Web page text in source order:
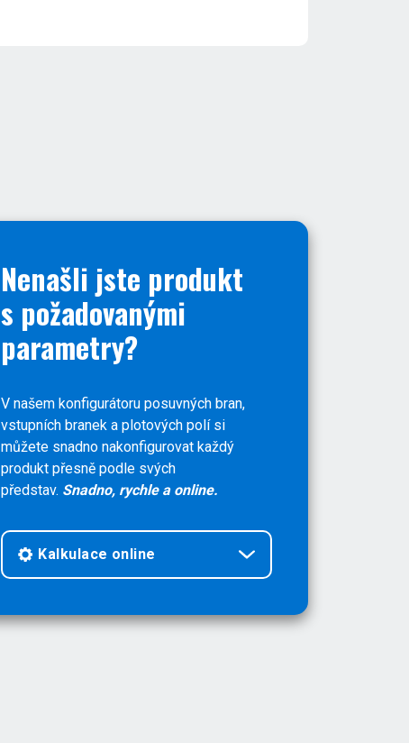
Nenašli jste produkt
s požadovanými
parametry?
V našem konfigurátoru posuvných bran,
vstupních branek a plotových polí si
můžete snadno nakonfigurovat každý
produkt přesně podle svých
představ. Snadno, rychle a online.
Kalkulace online